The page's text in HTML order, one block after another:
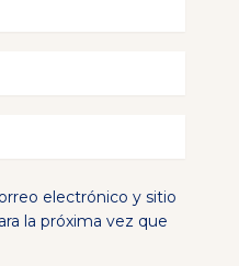
electrónico y sitio
la próxima vez que